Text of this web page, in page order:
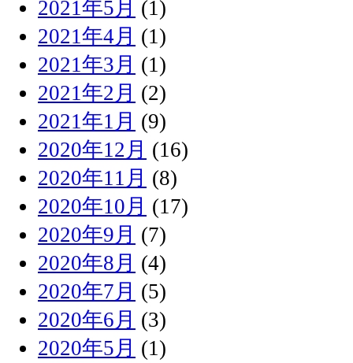
2021年5月 (1)
2021年4月 (1)
2021年3月 (1)
2021年2月 (2)
2021年1月 (9)
2020年12月 (16)
2020年11月 (8)
2020年10月 (17)
2020年9月 (7)
2020年8月 (4)
2020年7月 (5)
2020年6月 (3)
2020年5月 (1)